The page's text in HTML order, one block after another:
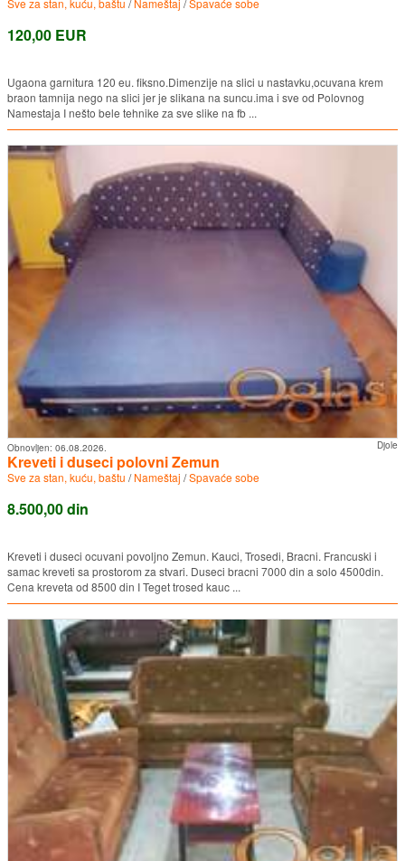
Sve za stan, kuću, baštu /Nameštaj /Spavaće sobe
120,00 EUR
Ugaona garnitura 120 eu. fiksno.Dimenzije na slici u nastavku,ocuvana krem
braon tamnija nego na slici jer je slikana na suncu.ima i sve od Polovnog
Namestaja I nešto bele tehnike za sve slike na fb ...
Djole
Obnovljen: 06.08.2026.
Kreveti i duseci polovni Zemun
Sve za stan, kuću, baštu /Nameštaj /Spavaće sobe
8.500,00 din
Kreveti i duseci ocuvani povoljno Zemun. Kauci, Trosedi, Bracni. Francuski i
samac kreveti sa prostorom za stvari. Duseci bracni 7000 din a solo 4500din.
Cena kreveta od 8500 din I Teget trosed kauc ...